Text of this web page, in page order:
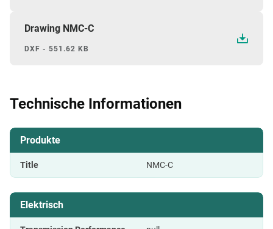
Drawing NMC-C
DXF - 551.62 KB
Technische Informationen
Produkte
Title NMC-C
Elektrisch